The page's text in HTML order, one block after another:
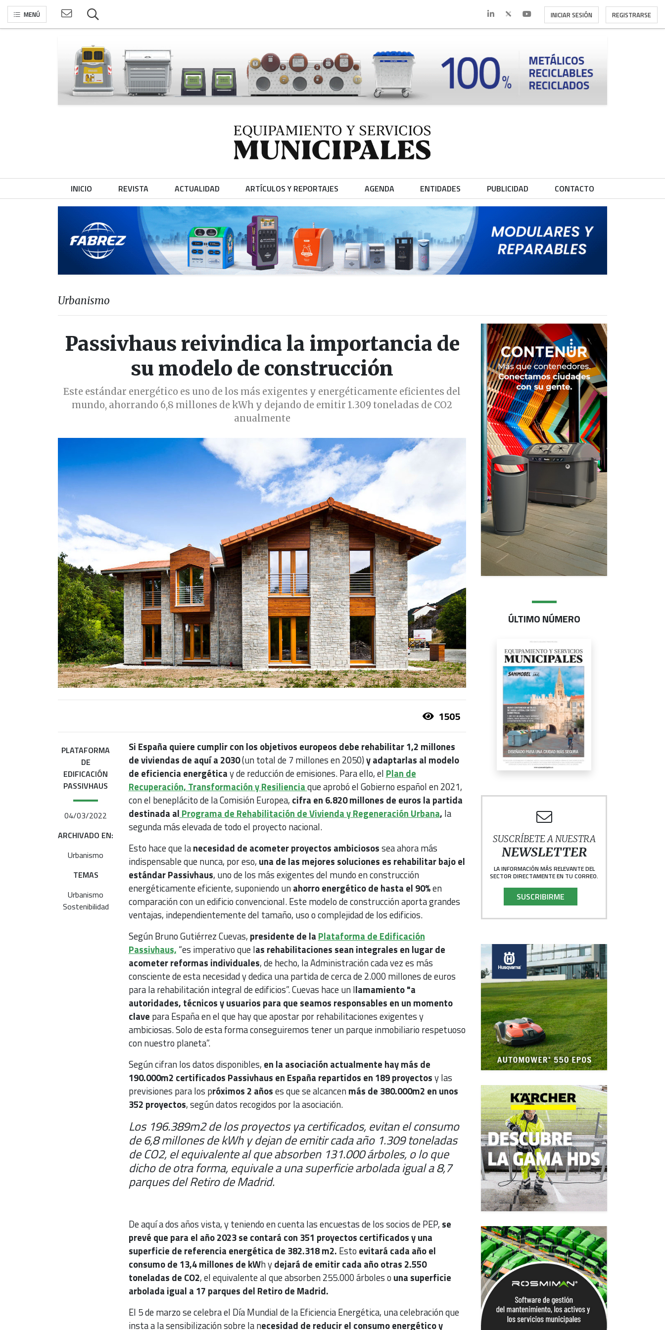
MENÚ INICIAR SESIÓN REGISTRARSE
INICIO REVISTA ACTUALIDAD ARTÍCULOS Y REPORTAJES AGENDA ENTIDADES PUBLICIDAD CONTACTO
Urbanismo
Passivhaus reivindica la importancia de
su modelo de construcción
Este estándar energético es uno de los más exigentes y energéticamente eficientes del
mundo, ahorrando 6,8 millones de kWh y dejando de emitir 1.309 toneladas de CO2
anualmente
1505
PLATAFORMA
DE
EDIFICACIÓN
PASSIVHAUS
04/03/2022
ARCHIVADO EN:
Urbanismo
TEMAS
Urbanismo
Sostenibilidad
Si España quiere cumplir con los objetivos europeos debe rehabilitar 1,2 millones
de viviendas de aquí a 2030(un total de 7 millones en 2050)y adaptarlas al modelo
de eficiencia energéticay de reducción de emisiones. Para ello, el Plan de
Recuperación, Transformación y Resilienciaque aprobó el Gobierno español en 2021,
con el beneplácito de la Comisión Europea, cifra en 6.820 millones de euros la partida
destinada al Programa de Rehabilitación de Vivienda y Regeneración Urbana, la
segunda más elevada de todo el proyecto nacional.
Esto hace que lanecesidad de acometer proyectos ambiciosossea ahora más
indispensable que nunca, por eso, una de las mejores soluciones es rehabilitar bajo el
estándar Passivhaus, uno de los más exigentes del mundo en construcción
energéticamente eficiente, suponiendo unahorro energético de hasta el 90%en
comparación con un edificio convencional. Este modelo de construcción aporta grandes
ventajas, independientemente del tamaño, uso o complejidad de los edificios.
Según Bruno Gutiérrez Cuevas, presidente de la Plataforma de Edificación
Passivhaus, “es imperativo que las rehabilitaciones sean integrales en lugar de
acometer reformas individuales, de hecho, la Administración cada vez es más
consciente de esta necesidad y dedica una partida de cerca de 2.000 millones de euros
para la rehabilitación integral de edificios”. Cuevas hace un llamamiento "a
autoridades, técnicos y usuarios para que seamos responsables en un momento
clave para España en el que hay que apostar por rehabilitaciones exigentes y
ambiciosas. Solo de esta forma conseguiremos tener un parque inmobiliario respetuoso
con nuestro planeta”.
Según cifran los datos disponibles, en la asociación actualmente hay más de
190.000m2 certificados Passivhaus en España repartidos en 189 proyectosy las
previsiones para los próximos 2 añoses que se alcancenmás de 380.000m2 en unos
352 proyectos, según datos recogidos por la asociación.
Los 196.389m2 de los proyectos ya certificados, evitan el consumo
de 6,8 millones de kWh y dejan de emitir cada año 1.309 toneladas
de CO2, el equivalente al que absorben 131.000 árboles, o lo que
dicho de otra forma, equivale a una superficie arbolada igual a 8,7
parques del Retiro de Madrid.
De aquí a dos años vista, y teniendo en cuenta las encuestas de los socios de PEP, se
prevé que para el año 2023 se contará con 351 proyectos certificados y una
superficie de referencia energética de 382.318 m2. Esto evitará cada año el
consumo de 13,4 millones de kWh ydejará de emitir cada año otras 2.550
toneladas de CO2, el equivalente al que absorben 255.000 árboles o una superficie
arbolada igual a 17 parques del Retiro de Madrid.
El 5 de marzo se celebra el Día Mundial de la Eficiencia Energética, una celebración que
insta a la sensibilización sobre la necesidad de reducir el consumo energético y
ÚLTIMO NÚMERO
SUSCRÍBETE A NUESTRA
NEWSLETTER
LA INFORMACIÓN MÁS RELEVANTE DEL
SECTOR DIRECTAMENTE EN TU CORREO.
SUSCRIBIRME